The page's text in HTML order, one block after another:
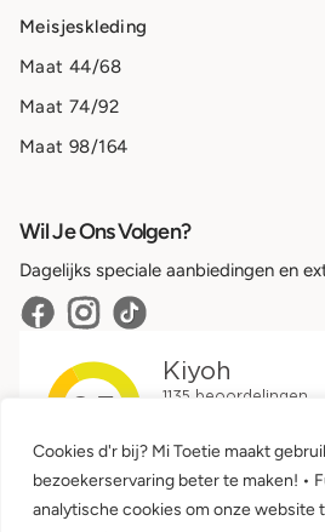
Cookies d'r bij? Mi Toetie maakt
bezoekerservaring beter te maken! •
analytische cookies om onze website
Meisjeskleding
Maat 44/68
Maat 74/92
Maat 98/164
Wil Je Ons Volgen?
Dagelijks speciale aanbiedingen en